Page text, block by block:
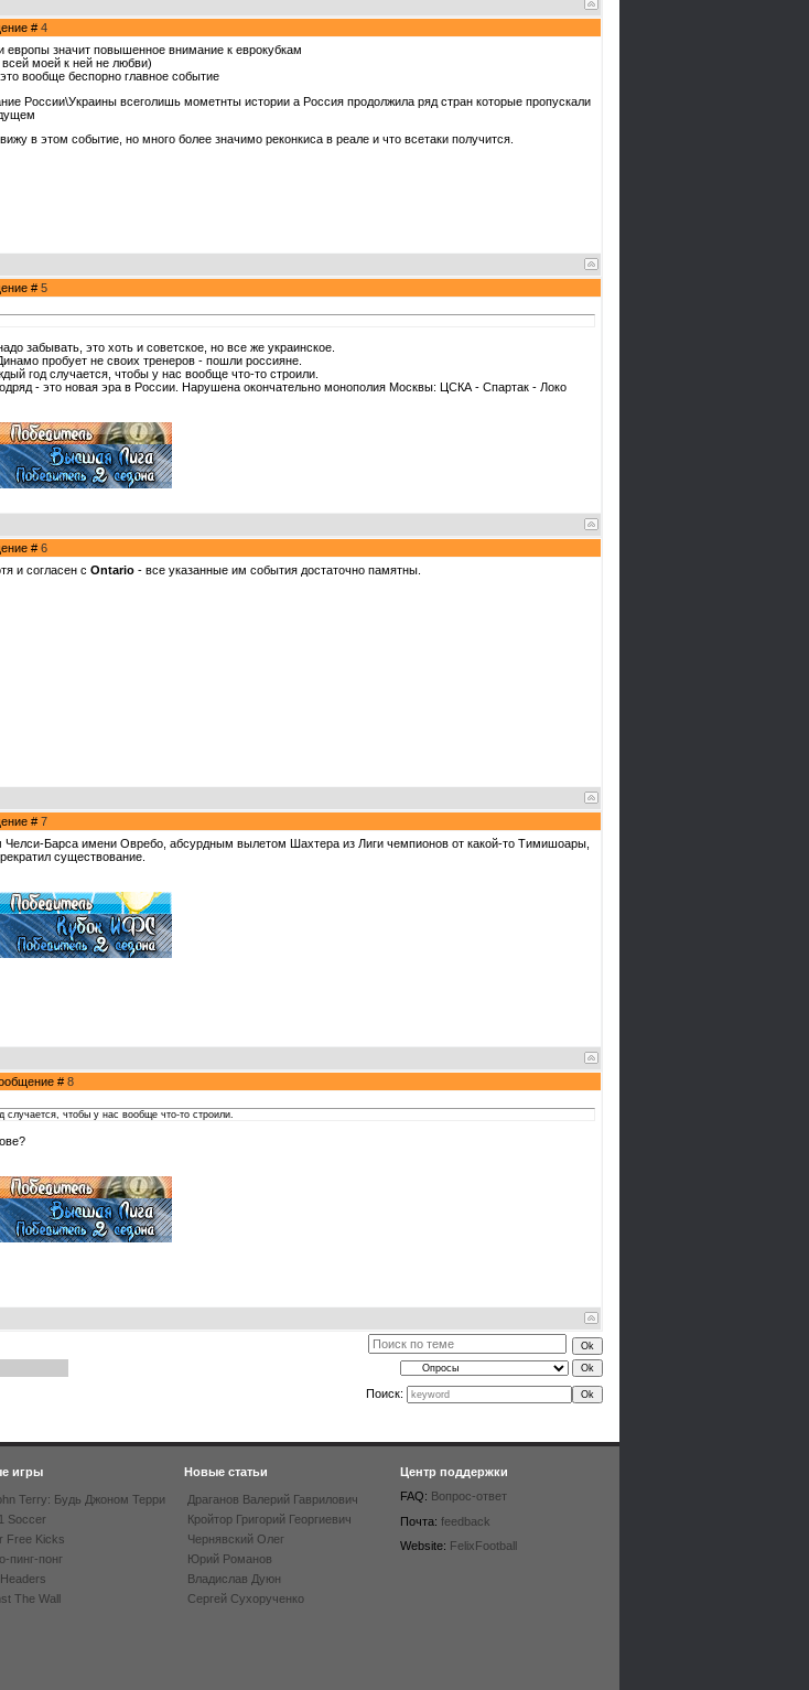
# 4
европы значит повышенное внимание к еврокубкам
моей к ней не любви)
вообще беспорно главное событие
России\Украины всеголишь мометнты истории а Россия продолжила ряд стран которые пропускали
в этом событие, но много более значимо реконкиса в реале и что всетаки получится.
# 5
забывать, это хоть и советское, но все же украинское.
пробует не своих тренеров - пошли россияне.
год случается, чтобы у нас вообще что-то строили.
- это новая эра в России. Нарушена окончательно монополия Москвы: ЦСКА - Спартак - Локо
# 6
и согласен с Ontario - все указанные им события достаточно памятны.
# 7
Барса имени Овребо, абсурдным вылетом Шахтера из Лиги чемпионов от какой-то Тимишоары,
существование.
# 8
случается, чтобы у нас вообще что-то строили.
Поиск:
игры
Terry: Будь Джоном Терри
Soccer
Free Kicks
пинг-понг
The Wall
Новые статьи
Драганов Валерий Гаврилович
Кройтор Григорий Георгиевич
Чернявский Олег
Юрий Романов
Владислав Дуюн
Сергей Сухорученко
Центр поддержки
FAQ: Вопрос-ответ
Почта: feedback
Website: FelixFootball